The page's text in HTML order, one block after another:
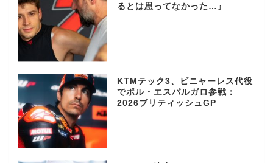
るとは思ってなかった…』
KTMテック3、ビニャーレス代役
でポル・エスパルガロ参戦：
2026ブリティッシュGP